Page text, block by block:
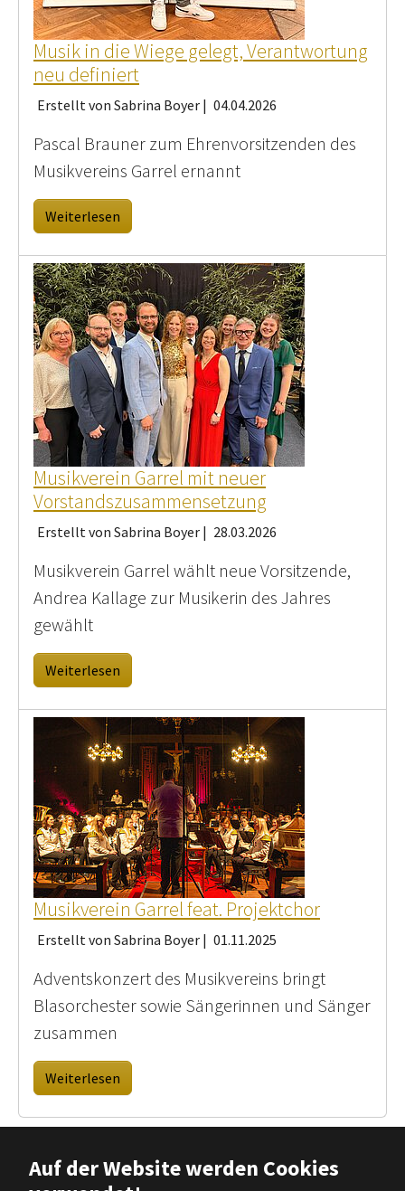
Auf der Website werden Cookies
Musik in die Wiege gelegt, Verantwortung
neu definiert
Erstellt von Sabrina Boyer | 04.04.2026
Pascal Brauner zum Ehrenvorsitzenden des
Musikvereins Garrel ernannt
Weiterlesen
Musikverein Garrel mit neuer
Vorstandszusammensetzung
Erstellt von Sabrina Boyer | 28.03.2026
Musikverein Garrel wählt neue Vorsitzende,
Andrea Kallage zur Musikerin des Jahres
gewählt
Weiterlesen
Musikverein Garrel feat. Projektchor
Erstellt von Sabrina Boyer | 01.11.2025
Adventskonzert des Musikvereins bringt
Blasorchester sowie Sängerinnen und Sänger
zusammen
Weiterlesen